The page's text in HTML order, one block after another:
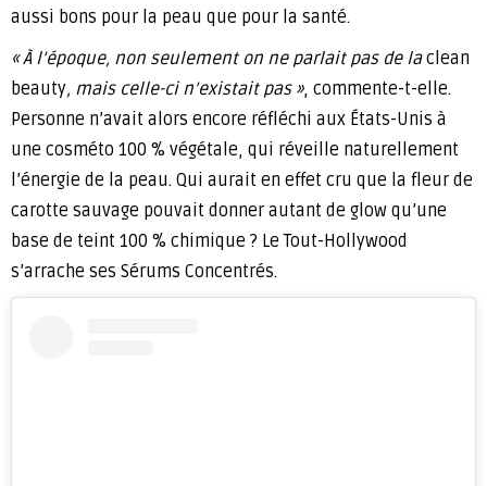
aussi bons pour la peau que pour la santé.
« À l’époque, non seulement on ne parlait pas de laclean
beauty, mais celle-ci n’existait pas », commente-t-elle.
Personne n’avait alors encore réfléchi aux États-Unis à
une cosméto 100 % végétale, qui réveille naturellement
l’énergie de la peau. Qui aurait en effet cru que la fleur de
carotte sauvage pouvait donner autant de glow qu’une
base de teint 100 % chimique ? Le Tout-Hollywood
s’arrache ses Sérums Concentrés.